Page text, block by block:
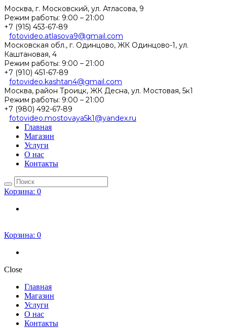
Москва, г. Московский, ул. Атласова, 9
Режим работы: 9:00 – 21:00
+7 (915) 453-67-89
fotovideo.atlasova9@gmail.com
Московская обл., г. Одинцово, ЖК Одинцово-1, ул.
Каштановая, 4
Режим работы: 9:00 – 21:00
+7 (910) 451-67-89
fotovideo.kashtan4@gmail.com
Москва, район Троицк, ЖК Десна, ул. Мостовая, 5к1
Режим работы: 9:00 – 21:00
+7 (980) 492-67-89
fotovideo.mostovaya5k1@yandex.ru
Главная
Магазин
Услуги
О нас
Контакты
Корзина: 0
Корзина: 0
Close
Главная
Магазин
Услуги
О нас
Контакты